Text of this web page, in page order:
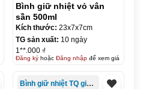
Bình giữ nhiệt vỏ vân
sần 500ml
Kích thước: 23x7x7cm
TG sản xuất: 10 ngày
1**.000 ₫
Đăng kýhoặc Đăng nhậpđể xem giá
Bình giữ nhiệt TQ giá rẻ